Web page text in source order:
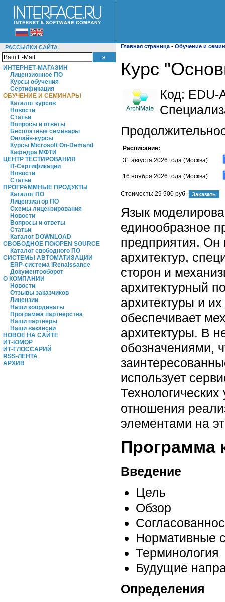
РАССЫЛКИ САЙТА
ИНТЕРНЕТ-МАГАЗИН
Лицензионное ПО
Курсы обучения
Сертификация
ОБУЧЕНИЕ И СЕМИНАРЫ
Каталог курсов
Новости
Статьи
Вопросы и ответы
Бесплатные семинары
Онлайн-курсы
Курсы Microsoft On-Demand
Кафедра МФТИ
ЦЕНТР ТЕСТИРОВАНИЯ
IT-Сертификации
Новости
Статьи
ПРОГРАММНЫЕ ПРОДУКТЫ
Каталог ПО
Лицензиатор ПО
Схемы лицензирования
Новости
Вопросы и ответы
Статьи
Каталог DOWNLOAD
СВОБОДНОЕ ПО/OPEN SOURCE
Каталог свободного ПО
СИСТЕМЫ АВТОМАТИЗАЦИИ
ERP-система iRenaissance
Документооборот
О КОМПАНИИ
Новости
Отзывы заказчиков
Лицензии
Наши координаты
Программа партнерства
Наши партнеры
Наши вакансии
НОВОЕ НА САЙТЕ
ИТ-ЮМОР
ИТ-ГЛОССАРИЙ
RSS-ЛЕНТА
АРХИВ
Главная страница - Обучение и
Курс
Код: EDU-
Расписание:
31 августа 2026 года (Москва)
16 ноября 2026 года (Москва)
Стоимость: 29 900 руб.
Язык
единообразное
предприятия. Он
архитектур,
сторон и
архитектурный
архитектуры и
обеспечивает
архитектуры. В
обозначениями,
использует
отношения
элементами на
Программа
Введение
Цель
Обзор
Нормативные
Терминология
Будущие
Определения